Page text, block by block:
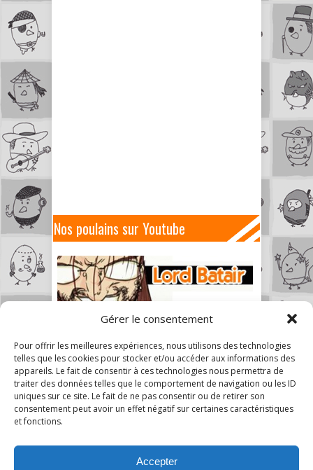
Gérer le consentement
Pour offrir les meilleures expériences, nous utilisons des technologies
telles que les cookies pour stocker et/ou accéder aux informations des
appareils. Le fait de consentir à ces technologies nous permettra de
traiter des données telles que le comportement de navigation ou les ID
uniques sur ce site. Le fait de ne pas consentir ou de retirer son
consentement peut avoir un effet négatif sur certaines caractéristiques
et fonctions.
Accepter
Nos poulains sur Youtube